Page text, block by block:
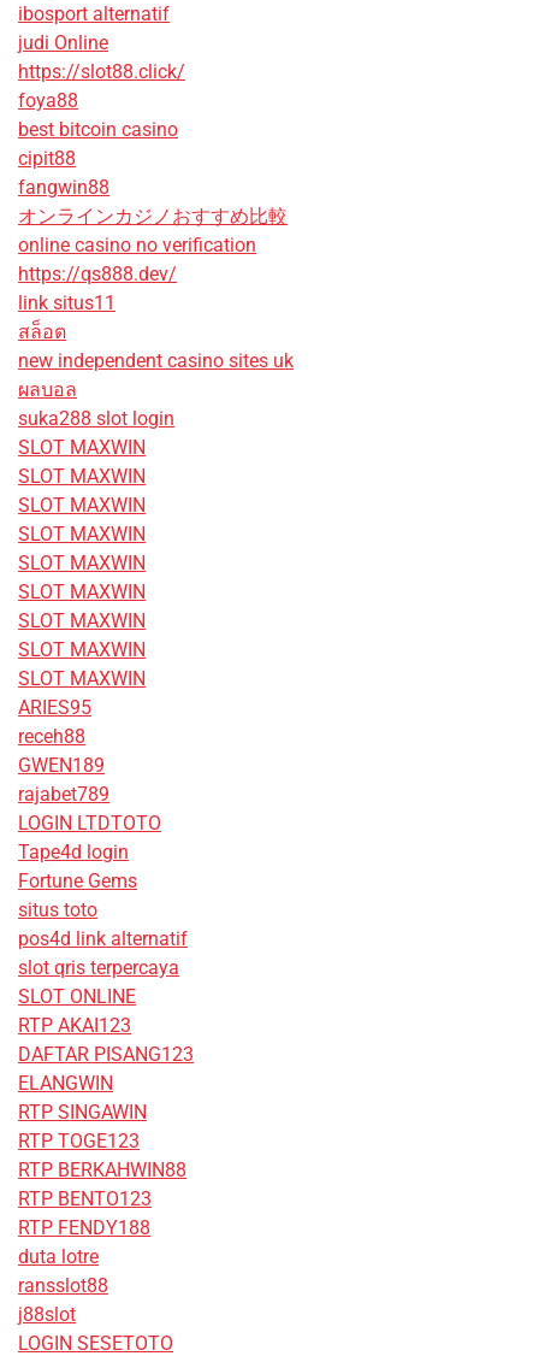
ibosport alternatif
judi Online
https://slot88.click/
foya88
best bitcoin casino
cipit88
fangwin88
オンラインカジノおすすめ比較
online casino no verification
https://qs888.dev/
link situs11
สล็อต
new independent casino sites uk
ผลบอล
suka288 slot login
SLOT MAXWIN
SLOT MAXWIN
SLOT MAXWIN
SLOT MAXWIN
SLOT MAXWIN
SLOT MAXWIN
SLOT MAXWIN
SLOT MAXWIN
SLOT MAXWIN
ARIES95
receh88
GWEN189
rajabet789
LOGIN LTDTOTO
Tape4d login
Fortune Gems
situs toto
pos4d link alternatif
slot qris terpercaya
SLOT ONLINE
RTP AKAI123
DAFTAR PISANG123
ELANGWIN
RTP SINGAWIN
RTP TOGE123
RTP BERKAHWIN88
RTP BENTO123
RTP FENDY188
duta lotre
ransslot88
j88slot
LOGIN SESETOTO